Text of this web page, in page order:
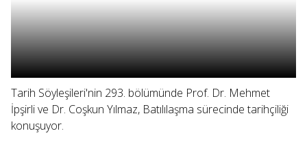
Tarih Söyleşileri'nin 293. bölümünde Prof. Dr. Mehmet
İpşirli ve Dr. Coşkun Yılmaz, Batılılaşma sürecinde tarihçiliği
konuşuyor.